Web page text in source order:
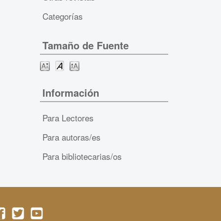
Categorías
Tamaño de Fuente
Información
Para Lectores
Para autoras/es
Para bibliotecarias/os